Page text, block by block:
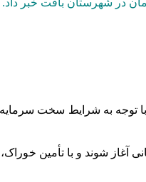
در شهرستان بافت خبر داد.
توجه به شرایط سخت
آغاز شوند و با تأمین